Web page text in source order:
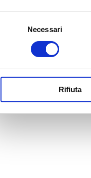
Necessari
Rifiuta